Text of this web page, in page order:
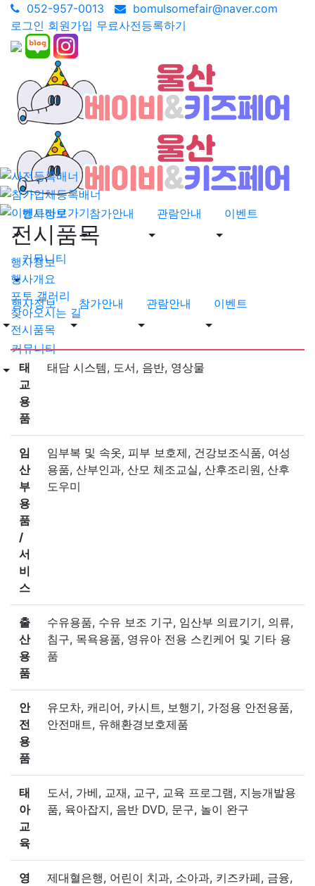
052-957-0013
bomulsomefair@naver.com
로그인 회원가입 무료사전등록하기
행사정보 참가안내 관람안내 이벤트
커뮤니티
행사정보 참가안내 관람안내 이벤트
커뮤니티
전시품목
행사정보
행사개요
포토 갤러리
찾아오시는 길
전시품목
태
교
용
품
태담 시스템, 도서, 음반, 영상물
임
산
부
용
품
/
서
비
스
임부복 및 속옷, 피부 보호제, 건강보조식품, 여성
용품, 산부인과, 산모 체조교실, 산후조리원, 산후
도우미
출
산
용
품
수유용품, 수유 보조 기구, 임산부 의료기기, 의류,
침구, 목욕용품, 영유아 전용 스킨케어 및 기타 용
품
안
전
용
품
유모차, 캐리어, 카시트, 보행기, 가정용 안전용품,
안전매트, 유해환경보호제품
태
아
교
육
도서, 가베, 교재, 교구, 교육 프로그램, 지능개발용
품, 육아잡지, 음반 DVD, 문구, 놀이 완구
영
제대혈은행, 어린이 치과, 소아과, 키즈카페, 금융,